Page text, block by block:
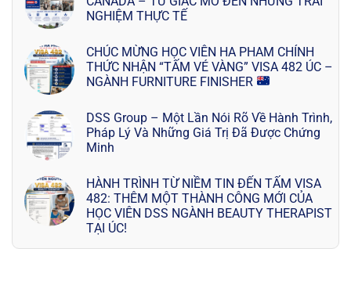
NGHIỆM THỰC TẾ
CHÚC MỪNG HỌC VIÊN HA PHAM CHÍNH
THỨC NHẬN “TẤM VÉ VÀNG” VISA 482 ÚC –
NGÀNH FURNITURE FINISHER
DSS Group – Một Lần Nói Rõ Về Hành Trình,
Pháp Lý Và Những Giá Trị Đã Được Chứng
Minh
HÀNH TRÌNH TỪ NIỀM TIN ĐẾN TẤM VISA
482: THÊM MỘT THÀNH CÔNG MỚI CỦA
HỌC VIÊN DSS NGÀNH BEAUTY THERAPIST
TẠI ÚC!